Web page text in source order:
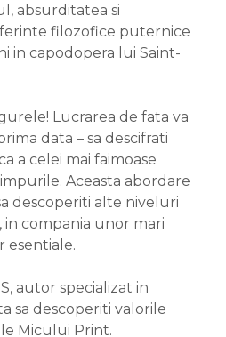
absurditatea si
filozofice puternice
in capodopera lui Saint-
Lucrarea de fata va
data – sa descifrati
a celei mai faimoase
Aceasta abordare
descoperiti alte niveluri
compania unor mari
esentiale.
autor specializat in
sa descoperiti valorile
Micului Print.